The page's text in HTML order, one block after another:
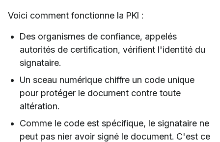
Voici comment fonctionne la PKI :
Des organismes de confiance, appelés
autorités de certification, vérifient l'identité du
signataire.
Un sceau numérique chiffre un code unique
pour protéger le document contre toute
altération.
Comme le code est spécifique, le signataire ne
peut pas nier avoir signé le document. C'est ce